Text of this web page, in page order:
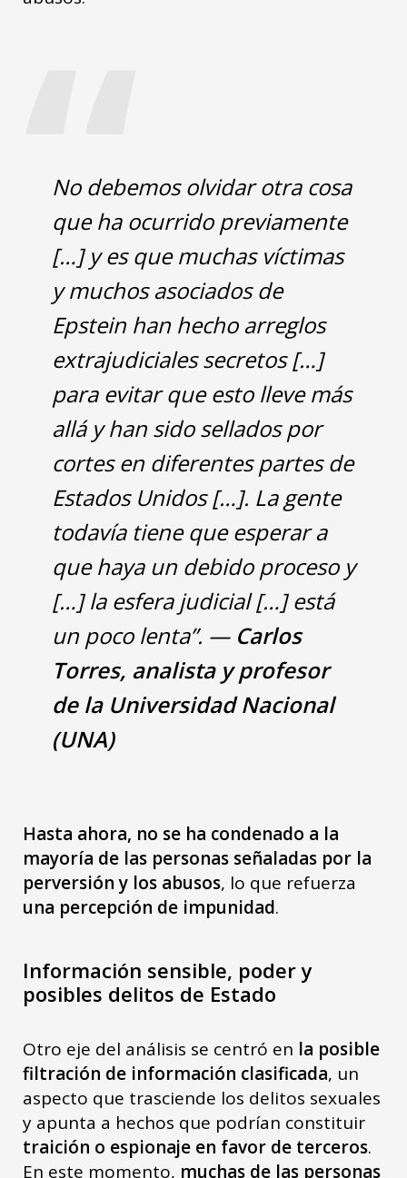
“
No debemos olvidar otra cosa
que ha ocurrido previamente
[…] y es que muchas víctimas
y muchos asociados de
Epstein han hecho arreglos
extrajudiciales secretos […]
para evitar que esto lleve más
allá y han sido sellados por
cortes en diferentes partes de
Estados Unidos […]. La gente
todavía tiene que esperar a
que haya un debido proceso y
[…] la esfera judicial […] está
un poco lenta”. — Carlos
Torres, analista y profesor
de la Universidad Nacional
(UNA)
Hasta ahora, no se ha condenado a la
mayoría de las personas señaladas por la
perversión y los abusos, lo que refuerza
una percepción de impunidad.
Información sensible, poder y
posibles delitos de Estado
Otro eje del análisis se centró en la posible
filtración de información clasificada, un
aspecto que trasciende los delitos sexuales
y apunta a hechos que podrían constituir
traición o espionaje en favor de terceros.
En este momento, muchas de las personas